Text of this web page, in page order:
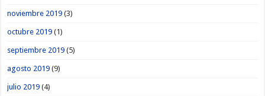
noviembre 2019 (3)
octubre 2019 (1)
septiembre 2019 (5)
agosto 2019 (9)
julio 2019 (4)